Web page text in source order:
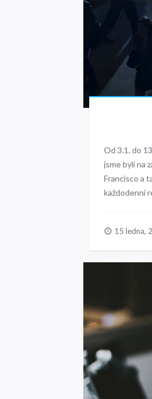
Od 3.1. do
jsme byli na
Francisco a
každodenní
15 ledna,